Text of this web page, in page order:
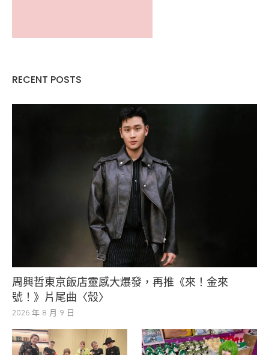
RECENT POSTS
周興哲東京飯店靈感大爆發，再推《來！金來
號！》片尾曲〈殼〉
2026 年 8 月 9 日